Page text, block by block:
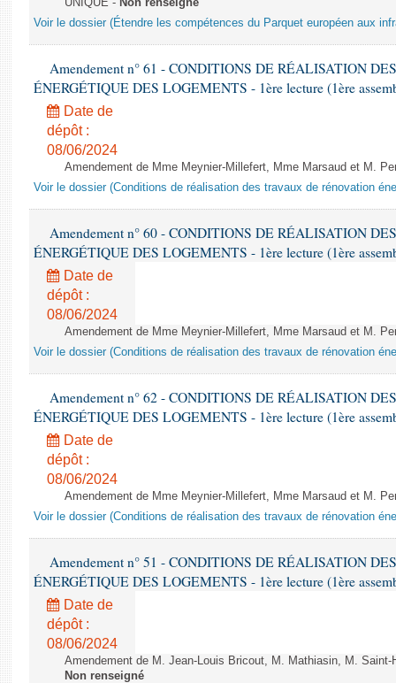
UNIQUE - Non renseigné
Voir le dossier (Étendre les compétences du Parquet européen aux
Amendement n° 61 - CONDITIONS DE RÉALISATION
ÉNERGÉTIQUE DES LOGEMENTS - 1ère lecture (1ère
Date de
dépôt :
08/06/2024
Amendement de Mme Meynier-Millefert, Mme Marsaud et M.
Voir le dossier (Conditions de réalisation des travaux de rénovation
Amendement n° 60 - CONDITIONS DE RÉALISATION
ÉNERGÉTIQUE DES LOGEMENTS - 1ère lecture (1ère
Date de
dépôt :
08/06/2024
Amendement de Mme Meynier-Millefert, Mme Marsaud et M.
Voir le dossier (Conditions de réalisation des travaux de rénovation
Amendement n° 62 - CONDITIONS DE RÉALISATION
ÉNERGÉTIQUE DES LOGEMENTS - 1ère lecture (1ère
Date de
dépôt :
08/06/2024
Amendement de Mme Meynier-Millefert, Mme Marsaud et M.
Voir le dossier (Conditions de réalisation des travaux de rénovation
Amendement n° 51 - CONDITIONS DE RÉALISATION
ÉNERGÉTIQUE DES LOGEMENTS - 1ère lecture (1ère
Date de
dépôt :
08/06/2024
Amendement de M. Jean-Louis Bricout, M. Mathiasin, M.
Non renseigné